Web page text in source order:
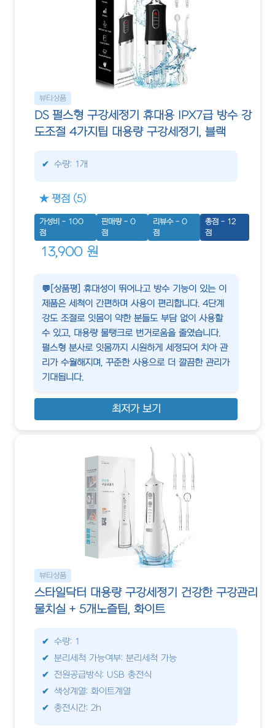
뷰티상품
DS 펄스형 구강세정기 휴대용 IPX7급 방수 강
도조절 4가지팁 대용량 구강세정기, 블랙
수량: 1개
★ 평점 (5)
가성비 - 100
점
판매량 - 0
점
리뷰수 - 0
점
총점 - 12
점
13,900 원
💬[상품평] 휴대성이 뛰어나고 방수 기능이 있는 이
제품은 세척이 간편하며 사용이 편리합니다. 4단계
강도 조절로 잇몸이 약한 분들도 부담 없이 사용할
수 있고, 대용량 물탱크로 번거로움을 줄였습니다.
펄스형 분사로 잇몸까지 시원하게 세정되어 치아 관
리가 수월해지며, 꾸준한 사용으로 더 깔끔한 관리가
기대됩니다.
최저가 보기
뷰티상품
스타일닥터 대용량 구강세정기 건강한 구강관리
물치실 + 5개노즐팁, 화이트
수량: 1
분리세척 가능여부: 분리세척 가능
전원공급방식: USB 충전식
색상계열: 화이트계열
충전시간: 2h